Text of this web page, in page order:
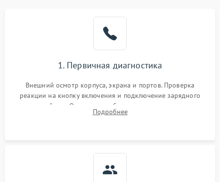
1. Первичная диагностика
Внешний осмотр корпуса, экрана и портов. Проверка
реакции на кнопку включения и подключение зарядного
устройства. Оценка потребления тока с помощью
лабораторного блока питания для локализации проблемы.
Подробнее